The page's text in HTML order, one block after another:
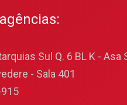
Sul Q. 6 BL K - Asa
- Sala 401